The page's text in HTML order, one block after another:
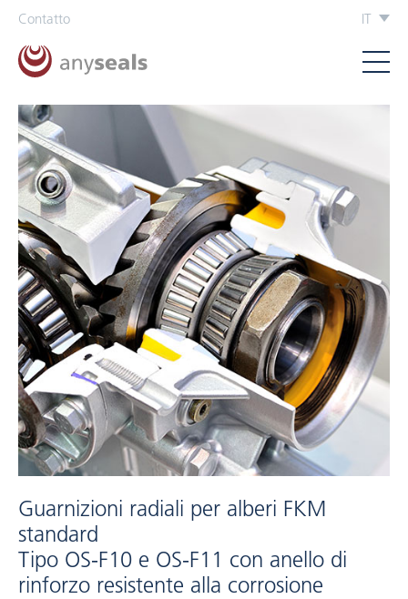
Contatto IT
Guarnizioni radiali per alberi FKM
standard
Tipo OS-F10 e OS-F11 con anello di
rinforzo resistente alla corrosione